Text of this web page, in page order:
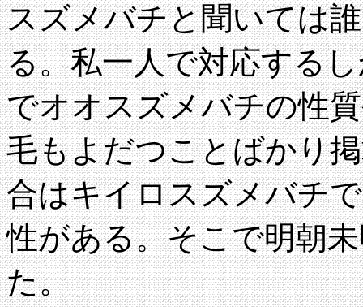
スズメバチと聞いては
る。私一人で対応する
でオオスズメバチの性
毛もよだつことばかり
合はキイロスズメバチ
性がある。そこで明朝
た。